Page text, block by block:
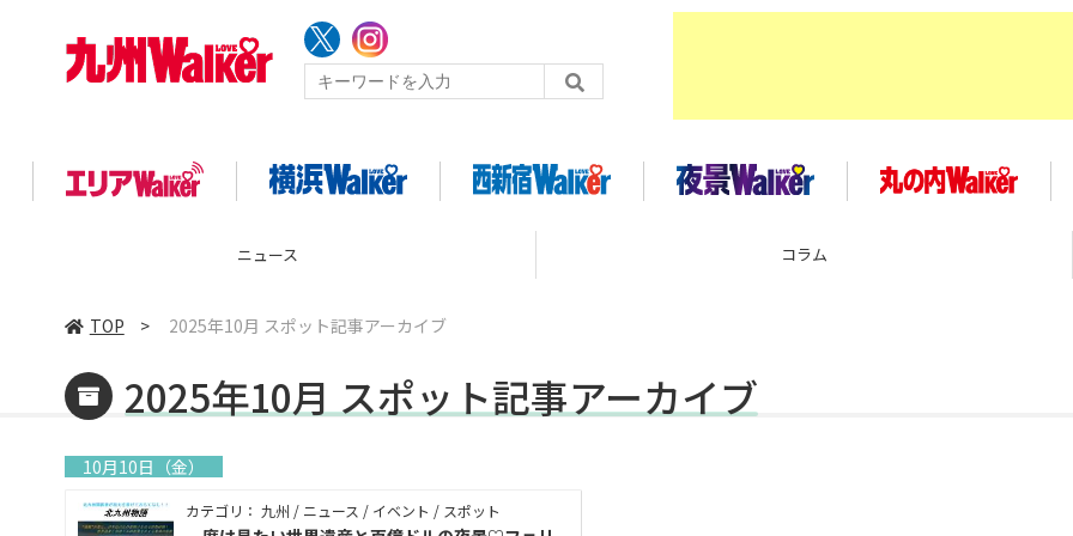
TOP > 2025年10月 スポット記事アーカイブ
2025年10月 スポット記事アーカイブ
10月10日（金）
カテゴリ： 九州 / ニュース / イベント / スポット